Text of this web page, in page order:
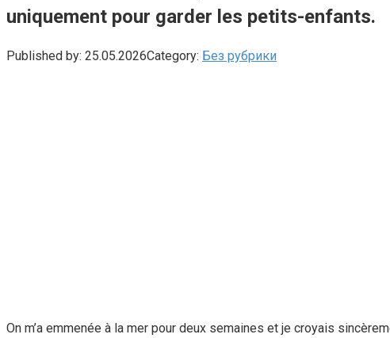
uniquement pour garder les petits-enfants.
Published by: 25.05.2026Category: Без рубрики
On m’a emmenée à la mer pour deux semaines et je croyais